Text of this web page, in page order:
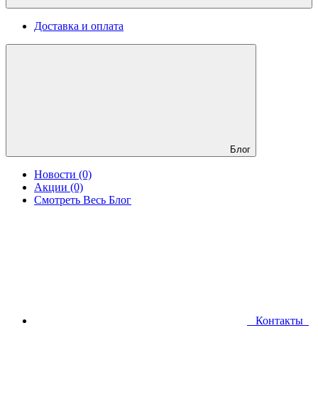
Доставка и оплата
Блог
Новости (0)
Акции (0)
Смотреть Весь Блог
Контакты